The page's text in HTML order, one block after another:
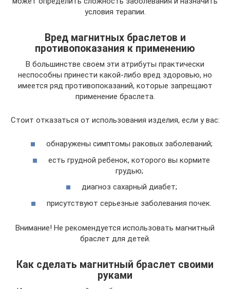
условия терапии.
Вред магнитных браслетов и
противопоказания к применению
В большинстве своем эти атрибуты практически
неспособны принести какой-либо вред здоровью, но
имеется ряд противопоказаний, которые запрещают
применение браслета.
Стоит отказаться от использования изделия, если у вас:
обнаружены симптомы раковых заболеваний;
есть грудной ребенок, которого вы кормите
грудью;
диагноз сахарный диабет;
присутствуют серьезные заболевания почек.
Внимание! Не рекомендуется использовать магнитный
браслет для детей.
Как сделать магнитный браслет своими
руками